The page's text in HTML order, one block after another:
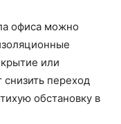
офиса можно
или
переход
обстановку в